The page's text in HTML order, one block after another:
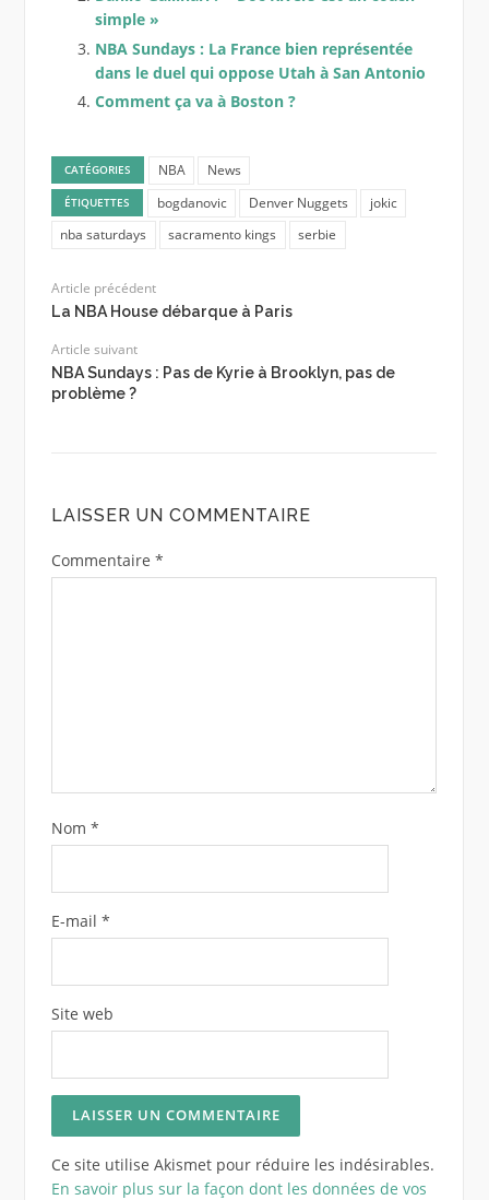
simple »
NBA Sundays : La France bien représentée
dans le duel qui oppose Utah à San Antonio
Comment ça va à Boston ?
CATÉGORIES NBA News
ÉTIQUETTES bogdanovic Denver Nuggets
jokic
nba saturdays
sacramento kings serbie
Article précédent
La NBA House débarque à Paris
Article suivant
NBA Sundays : Pas de Kyrie à Brooklyn, pas de
problème ?
LAISSER UN COMMENTAIRE
Commentaire *
Nom *
E-mail *
Site web
Ce site utilise Akismet pour réduire les indésirables.
En savoir plus sur la façon dont les données de vos